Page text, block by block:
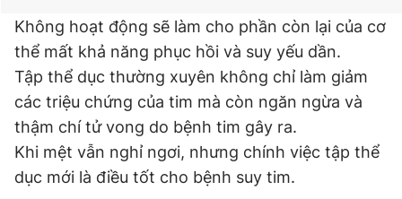
Không hoạt động sẽ làm cho phần còn lại của cơ
thể mất khả năng phục hồi và suy yếu dần.
Tập thể dục thường xuyên không chỉ làm giảm
các triệu chứng của tim mà còn ngăn ngừa và
thậm chí tử vong do bệnh tim gây ra.
Khi mệt vẫn nghỉ ngơi, nhưng chính việc tập thể
dục mới là điều tốt cho bệnh suy tim.